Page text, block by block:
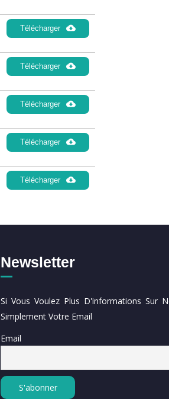
Télécharger
Télécharger
Télécharger
Télécharger
Télécharger
Newsletter
Si Vous Voulez Plus D'informations Sur
Simplement Votre Email
Email